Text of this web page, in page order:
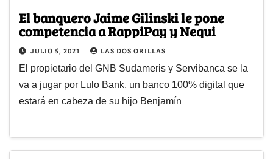
El banquero Jaime Gilinski le pone
competencia a RappiPay y Nequi
JULIO 5, 2021 LAS DOS ORILLAS
El propietario del GNB Sudameris y Servibanca se la
va a jugar por Lulo Bank, un banco 100% digital que
estará en cabeza de su hijo Benjamín